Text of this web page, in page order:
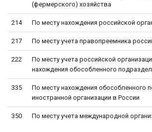
(фермерского) хозяйства
214 По месту нахождения российской
217 По месту учета правопреемника
222
По месту учета российской
нахождения обособленного
335
По месту нахождения обособленного
иностранной организации в России
350 По месту учета международной